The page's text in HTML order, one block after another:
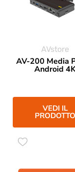
AVstore
AV-200 Media
Android
VEDI IL
PRODOTTO